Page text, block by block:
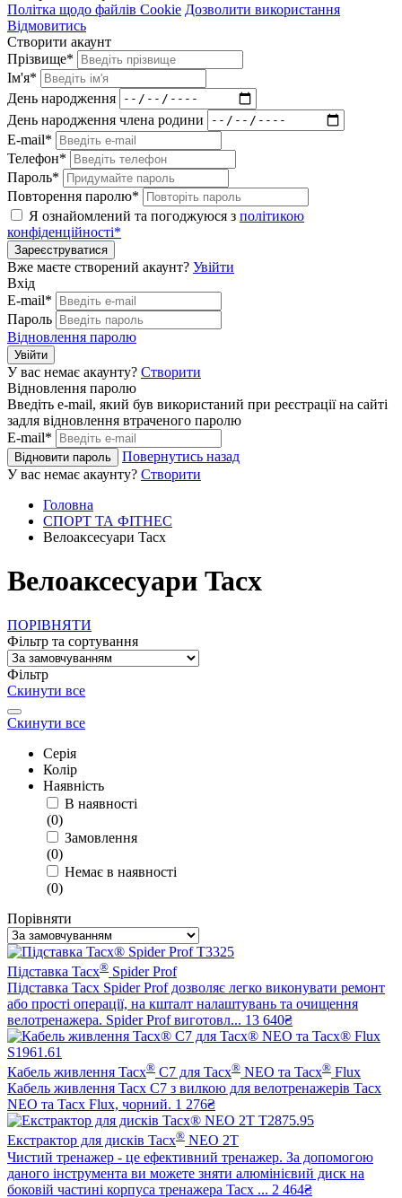
Політка щодо файлів Cookie Дозволити використання
Відмовитись
Створити акаунт
Прізвище*
Ім'я*
День народження
День народження члена родини
E-mail*
Телефон*
Пароль*
Повторення паролю*
Я ознайомлений та погоджуюся з політикою
конфіденційності*
Зареєструватися
Вже маєте створений акаунт? Увійти
Вхід
E-mail*
Пароль
Відновлення паролю
Увійти
У вас немає акаунту? Створити
Відновлення паролю
Введіть e-mail, який був використаний при реєстрації на сайті
задля відновлення втраченого паролю
E-mail*
Відновити пароль
Повернутись назад
У вас немає акаунту? Створити
Головна
СПОРТ ТА ФІТНЕС
Велоаксесуари Tacx
Велоаксесуари Tacx
ПОРІВНЯТИ
Фільтр та сортування
Фільтр
Скинути все
Скинути все
Серія
Колір
Наявність
В наявності
(0)
Замовлення
(0)
Немає в наявності
(0)
Порівняти
Підставка Tacx® Spider Prof
Підставка Tacx Spider Prof дозволяє легко виконувати ремонт
або прості операції, на кшталт налаштувань та очищення
велотренажера. Spider Prof виготовл... 13 640₴
Кабель живлення Tacx® C7 для Tacx® NEO та Tacx® Flux
Кабель живлення Tacx C7 з вилкою для велотренажерів Tacx
NEO та Tacx Flux, чорний. 1 276₴
Екстрактор для дисків Tacx® NEO 2T
Чистий тренажер - це ефективний тренажер. За допомогою
даного інструмента ви можете зняти алюмінієвий диск на
боковій частині корпуса тренажера Tacx ... 2 464₴